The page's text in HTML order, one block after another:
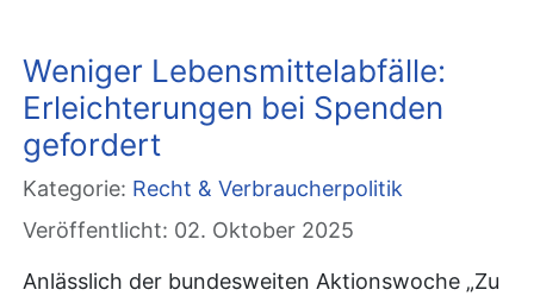
Weniger Lebensmittelabfälle:
Erleichterungen bei Spenden
gefordert
Kategorie: Recht & Verbraucherpolitik
Veröffentlicht: 02. Oktober 2025
Anlässlich der bundesweiten Aktionswoche „Zu